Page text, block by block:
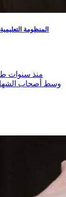
المنظومة
منذ سنوات
وسط أصحاب